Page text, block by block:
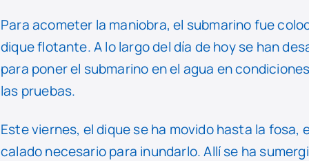
Para acometer la maniobra, el submarino fue
dique flotante. A lo largo del día de hoy se han
para poner el submarino en el agua en
las pruebas.
Este viernes, el dique se ha movido hasta la fosa,
calado necesario para inundarlo. Allí se ha